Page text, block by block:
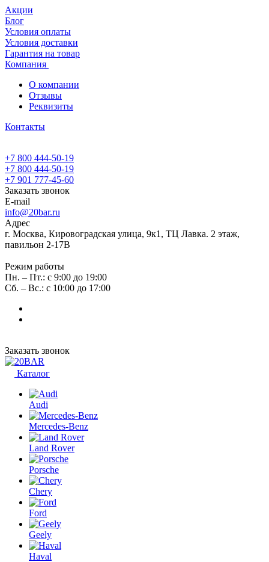
Акции
Блог
Условия оплаты
Условия доставки
Гарантия на товар
Компания
О компании
Отзывы
Реквизиты
Контакты
+7 800 444-50-19
+7 800 444-50-19
+7 901 777-45-60
Заказать звонок
E-mail
info@20bar.ru
Адрес
г. Москва, Кировоградская улица, 9к1, ТЦ Лавка. 2 этаж,
павильон 2-17В
Режим работы
Пн. – Пт.: с 9:00 до 19:00
Сб. – Вс.: с 10:00 до 17:00
Заказать звонок
Каталог
Audi
Mercedes-Benz
Land Rover
Porsche
Chery
Ford
Geely
Haval